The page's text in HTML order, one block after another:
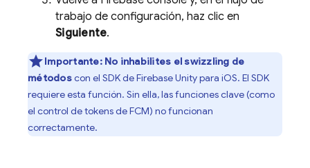
trabajo de configuración, haz clic en
Siguiente.
Importante: No inhabilites el swizzling de
métodoscon el SDK deFirebaseUnitypara iOS. El SDK
requiere esta función. Sin ella, las funciones clave (como
el control de tokens deFCM) no funcionan
correctamente.